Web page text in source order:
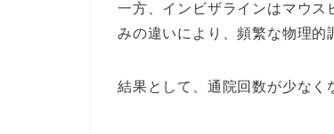
一方、インビザラインはマウス
みの違いにより、頻繁な物理的
結果として、通院回数が少なく